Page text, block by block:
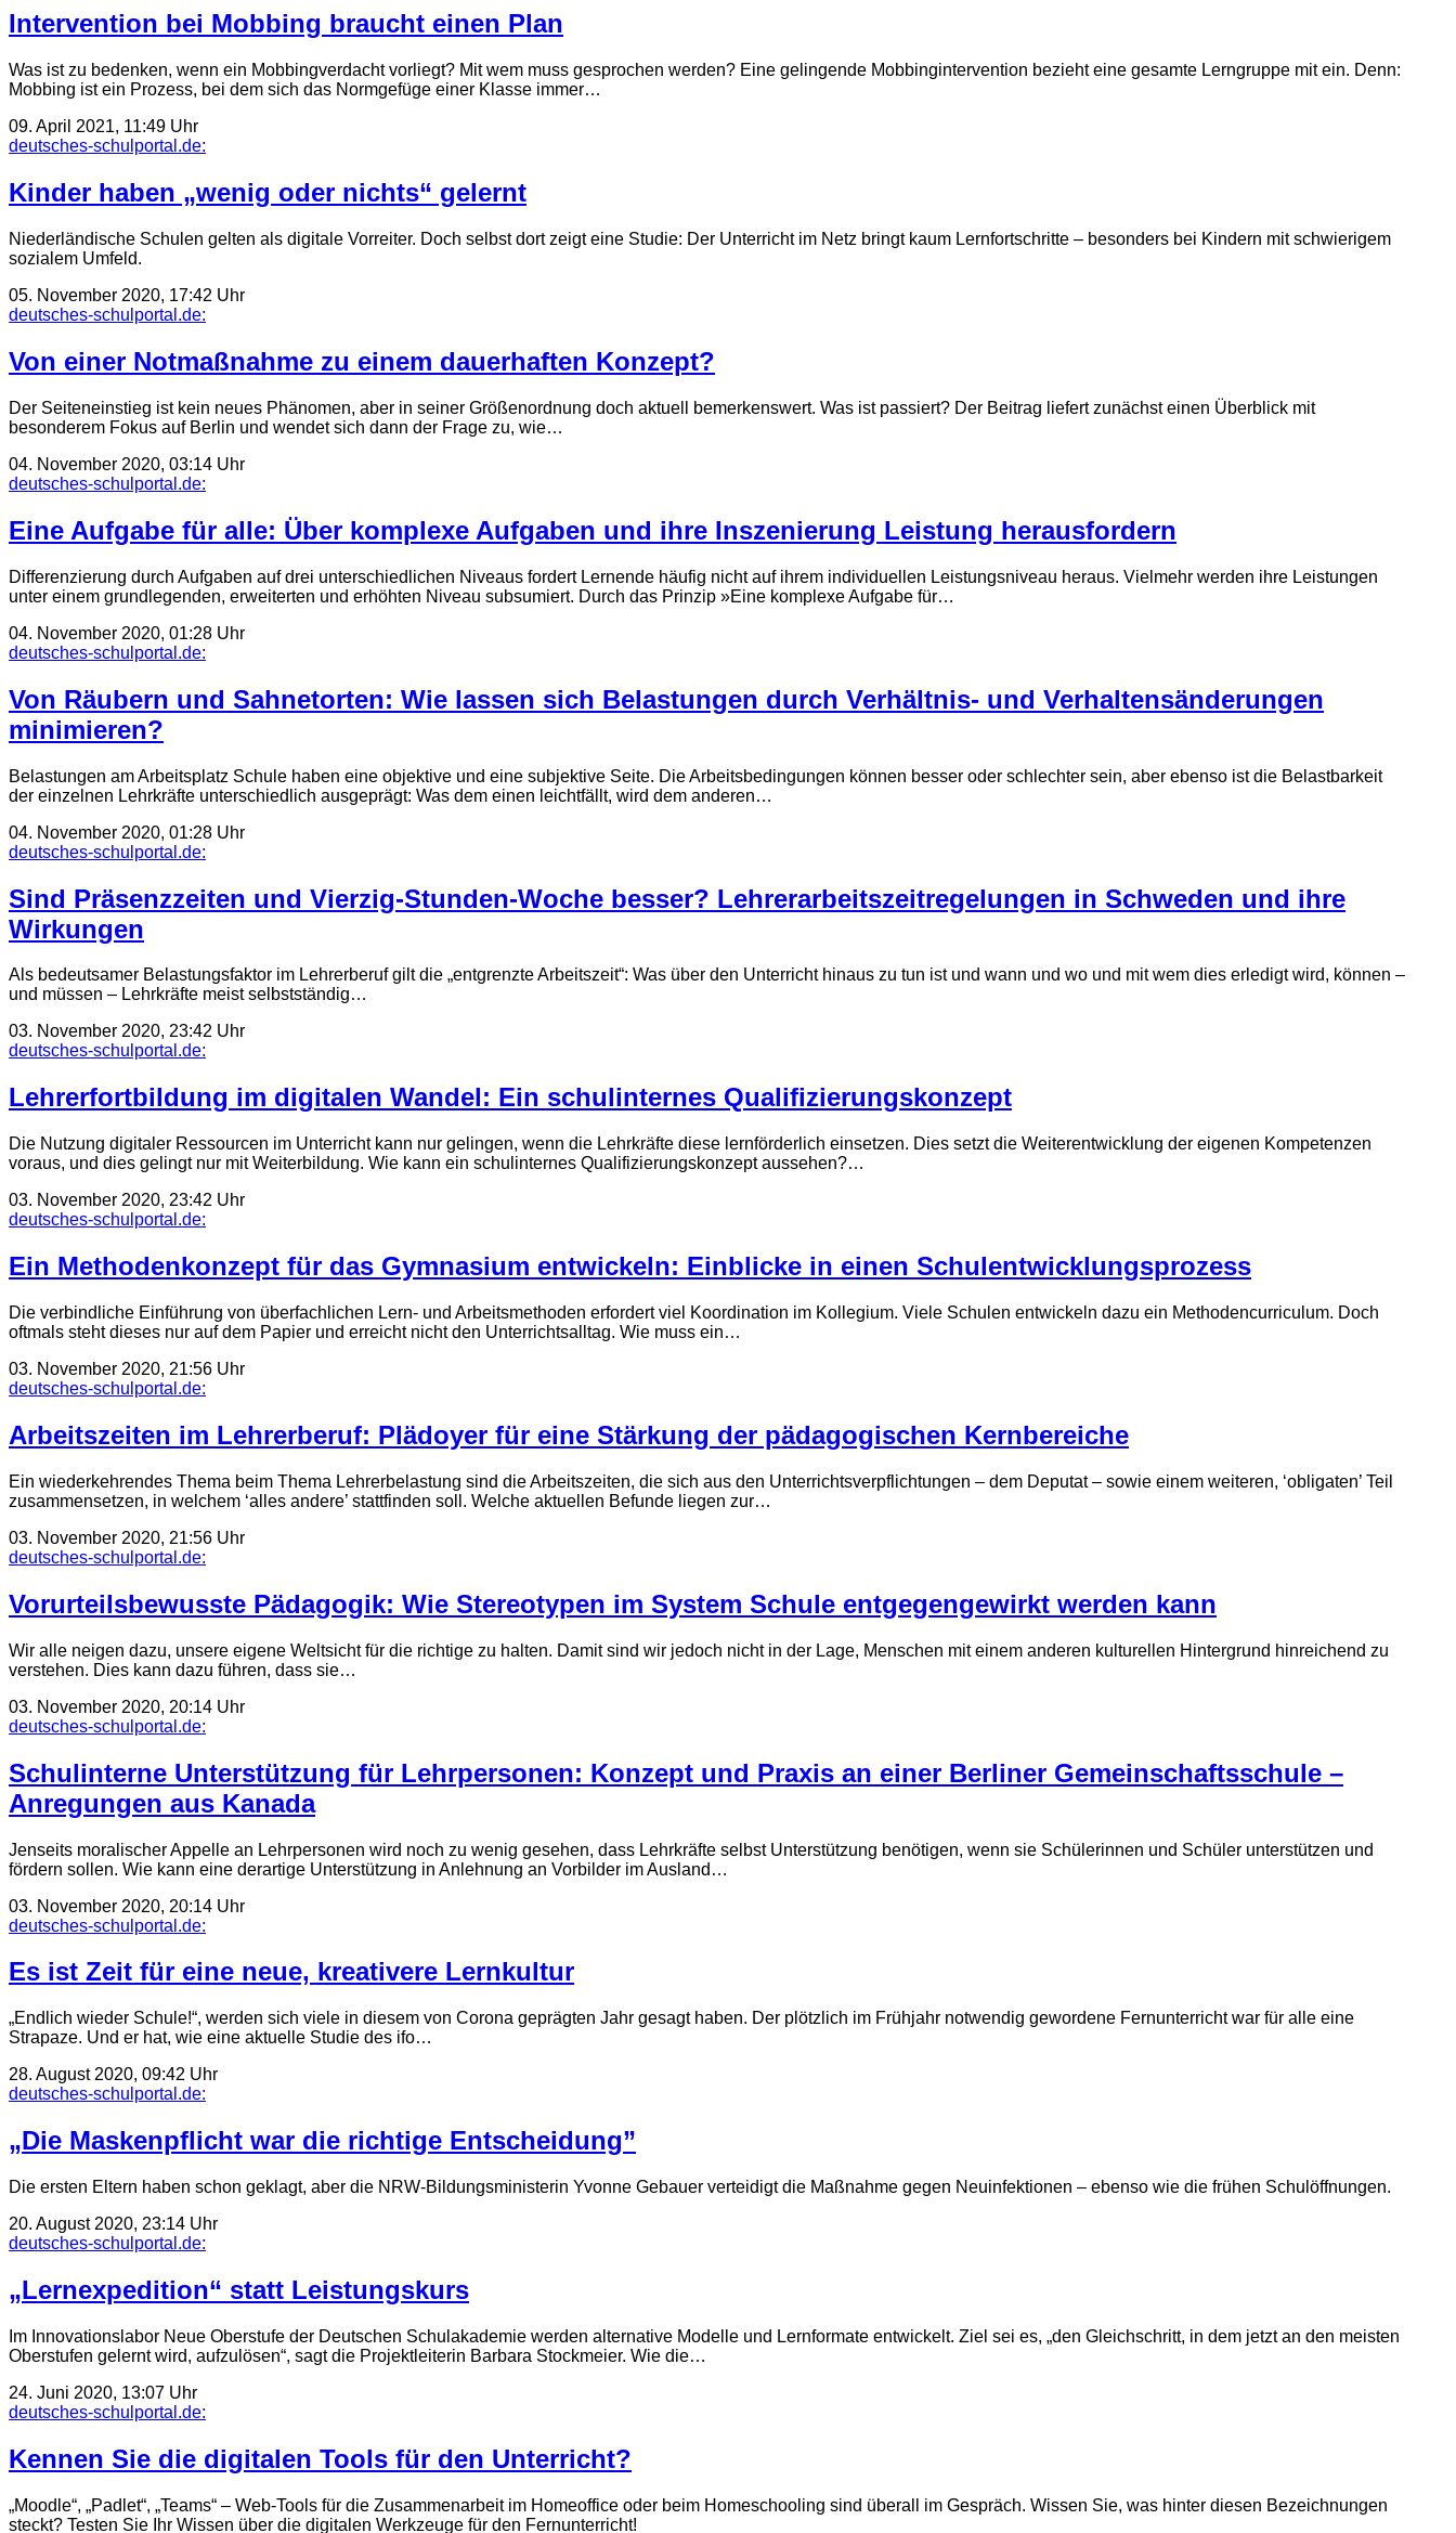
Intervention bei Mobbing braucht einen Plan
Was ist zu bedenken, wenn ein Mobbingverdacht vorliegt? Mit wem muss gesprochen werden? Eine gelingende Mobbingintervention bezieht eine gesamte Lerngruppe mit ein. Denn:
Mobbing ist ein Prozess, bei dem sich das Normgefüge einer Klasse immer…
09. April 2021, 11:49 Uhr
deutsches-schulportal.de:
Kinder haben „wenig oder nichts“ gelernt
Niederländische Schulen gelten als digitale Vorreiter. Doch selbst dort zeigt eine Studie: Der Unterricht im Netz bringt kaum Lernfortschritte – besonders bei Kindern mit schwierigem
sozialem Umfeld.
05. November 2020, 17:42 Uhr
deutsches-schulportal.de:
Von einer Notmaßnahme zu einem dauer­haften Konzept?
Der Seiteneinstieg ist kein neues Phänomen, aber in seiner Größen­ordnung doch aktuell bemerkens­wert. Was ist passiert? Der Beitrag liefert zunächst einen Überblick mit
besonderem Fokus auf Berlin und wendet sich dann der Frage zu, wie…
04. November 2020, 03:14 Uhr
deutsches-schulportal.de:
Eine Aufgabe für alle: Über komplexe Aufgaben und ihre Inszenierung Leistung heraus­fordern
Differenzierung durch Aufgaben auf drei unterschiedlichen Niveaus fordert Lernende häufig nicht auf ihrem individuellen Leistungsniveau heraus. Vielmehr werden ihre Leistungen
unter einem grundlegenden, erweiterten und erhöhten Niveau subsumiert. Durch das Prinzip »Eine komplexe Aufgabe für…
04. November 2020, 01:28 Uhr
deutsches-schulportal.de:
Von Räubern und Sahnetorten: Wie lassen sich Belastungen durch Verhältnis- und Verhaltens­änderungen
minimieren?
Belastungen am Arbeitsplatz Schule haben eine objektive und eine subjektive Seite. Die Arbeits­bedingungen können besser oder schlechter sein, aber ebenso ist die Belastbarkeit
der einzelnen Lehr­kräfte unter­schiedlich ausgeprägt: Was dem einen leicht­fällt, wird dem anderen…
04. November 2020, 01:28 Uhr
deutsches-schulportal.de:
Sind Präsenz­zeiten und Vierzig-Stunden-Woche besser? Lehrer­arbeits­zeit­regelungen in Schweden und ihre
Wirkungen
Als bedeutsamer Belastungsfaktor im Lehrerberuf gilt die „entgrenzte Arbeits­zeit“: Was über den Unterricht hinaus zu tun ist und wann und wo und mit wem dies erledigt wird, können –
und müssen – Lehrkräfte meist selbst­ständig…
03. November 2020, 23:42 Uhr
deutsches-schulportal.de:
Lehrerfortbildung im digitalen Wandel: Ein schul­internes Qualifizierungs­konzept
Die Nutzung digitaler Ressourcen im Unterricht kann nur gelingen, wenn die Lehrkräfte diese lern­förderlich einsetzen. Dies setzt die Weiter­entwicklung der eigenen Kompetenzen
voraus, und dies gelingt nur mit Weiter­bildung. Wie kann ein schul­internes Qualifizierungs­konzept aussehen?…
03. November 2020, 23:42 Uhr
deutsches-schulportal.de:
Ein Methodenkonzept für das Gymnasium entwickeln: Einblicke in einen Schul­entwicklungs­prozess
Die verbindliche Einführung von überfachlichen Lern- und Arbeits­methoden erfordert viel Koordination im Kollegium. Viele Schulen entwickeln dazu ein Methoden­curriculum. Doch
oftmals steht dieses nur auf dem Papier und erreicht nicht den Unterrichts­alltag. Wie muss ein…
03. November 2020, 21:56 Uhr
deutsches-schulportal.de:
Arbeitszeiten im Lehrerberuf: Plädoyer für eine Stärkung der pädagogischen Kernbereiche
Ein wiederkehrendes Thema beim Thema Lehrerbelastung sind die Arbeitszeiten, die sich aus den Unterrichts­verpflichtungen – dem Deputat – sowie einem weiteren, ‘obligaten’ Teil
zusammen­setzen, in welchem ‘alles andere’ statt­finden soll. Welche aktuellen Befunde liegen zur…
03. November 2020, 21:56 Uhr
deutsches-schulportal.de:
Vorurteilsbewusste Pädagogik: Wie Stereo­typen im System Schule entgegen­gewirkt werden kann
Wir alle neigen dazu, unsere eigene Weltsicht für die richtige zu halten. Damit sind wir jedoch nicht in der Lage, Menschen mit einem anderen kulturellen Hinter­grund hinreichend zu
verstehen. Dies kann dazu führen, dass sie…
03. November 2020, 20:14 Uhr
deutsches-schulportal.de:
Schulinterne Unterstützung für Lehr­personen: Konzept und Praxis an einer Berliner Gemeinschafts­schule –
Anregungen aus Kanada
Jenseits moralischer Appelle an Lehrpersonen wird noch zu wenig gesehen, dass Lehr­kräfte selbst Unter­stützung benötigen, wenn sie Schülerinnen und Schüler unter­stützen und
fördern sollen. Wie kann eine derartige Unter­stützung in Anlehnung an Vorbilder im Ausland…
03. November 2020, 20:14 Uhr
deutsches-schulportal.de:
Es ist Zeit für eine neue, kreativere Lernkultur
„Endlich wieder Schule!“, werden sich viele in diesem von Corona geprägten Jahr gesagt haben. Der plötzlich im Frühjahr notwendig gewordene Fernunterricht war für alle eine
Strapaze. Und er hat, wie eine aktuelle Studie des ifo…
28. August 2020, 09:42 Uhr
deutsches-schulportal.de:
„Die Maskenpflicht war die richtige Entscheidung”
Die ersten Eltern haben schon geklagt, aber die NRW-Bildungsministerin Yvonne Gebauer verteidigt die Maßnahme gegen Neuinfektionen – ebenso wie die frühen Schulöffnungen.
20. August 2020, 23:14 Uhr
deutsches-schulportal.de:
„Lernexpedition“ statt Leistungskurs
Im Innovationslabor Neue Oberstufe der Deutschen Schulakademie werden alternative Modelle und Lernformate entwickelt. Ziel sei es, „den Gleichschritt, in dem jetzt an den meisten
Oberstufen gelernt wird, aufzulösen“, sagt die Projektleiterin Barbara Stockmeier. Wie die…
24. Juni 2020, 13:07 Uhr
deutsches-schulportal.de:
Kennen Sie die digitalen Tools für den Unterricht?
„Moodle“, „Padlet“, „Teams“ – Web-Tools für die Zusammenarbeit im Homeoffice oder beim Homeschooling sind überall im Gespräch. Wissen Sie, was hinter diesen Bezeichnungen
steckt? Testen Sie Ihr Wissen über die digitalen Werkzeuge für den Fernunterricht!